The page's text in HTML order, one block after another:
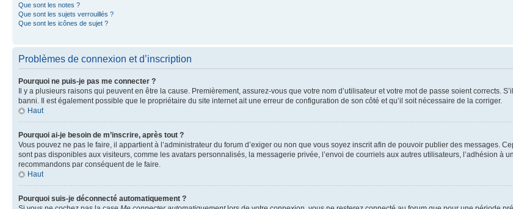
Que sont les notes ?
Que sont les sujets verrouillés ?
Que sont les icônes de sujet ?
Problèmes de connexion et d’inscription
Pourquoi ne puis-je pas me connecter ?
Il y a plusieurs raisons qui peuvent en être la cause. Premièrement, assurez-vous que votre nom d’utilisateur et votre mot de passe soient corrects.
banni. Il est également possible que le propriétaire du site internet ait une erreur de configuration de son côté et qu’il soit nécessaire de la corriger.
Haut
Pourquoi ai-je besoin de m’inscrire, après tout ?
Vous pouvez ne pas le faire, il appartient à l’administrateur du forum d’exiger ou non que vous soyez inscrit afin de pouvoir publier des messages.
sont pas disponibles aux visiteurs, comme les avatars personnalisés, la messagerie privée, l’envoi de courriels aux autres utilisateurs, l’adhésion à
recommandons par conséquent de le faire.
Haut
Pourquoi suis-je déconnecté automatiquement ?